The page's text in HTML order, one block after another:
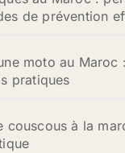
de prévention
moto au
pratiques
couscous à la